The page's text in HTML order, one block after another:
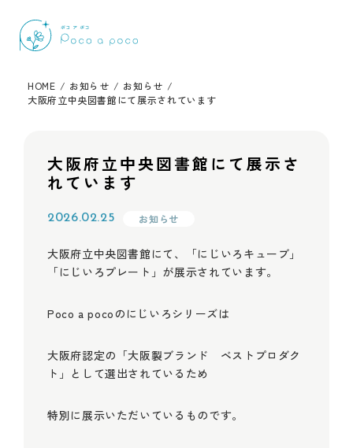
HOME / お知らせ / お知らせ /
大阪府立中央図書館にて展示されています
大阪府立中央図書館にて展示さ
れています
2026.02.25 お知らせ
大阪府立中央図書館にて、「にじいろキューブ」
「にじいろプレート」が展示されています。
Poco a pocoのにじいろシリーズは
大阪府認定の「大阪製ブランド ベストプロダク
ト」として選出されているため
特別に展示いただいているものです。